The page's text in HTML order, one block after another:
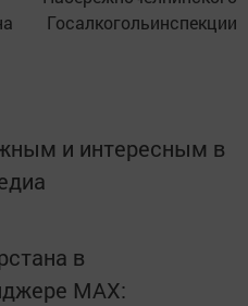
Госалкогольинспекции
и интересным в
в
MАХ: